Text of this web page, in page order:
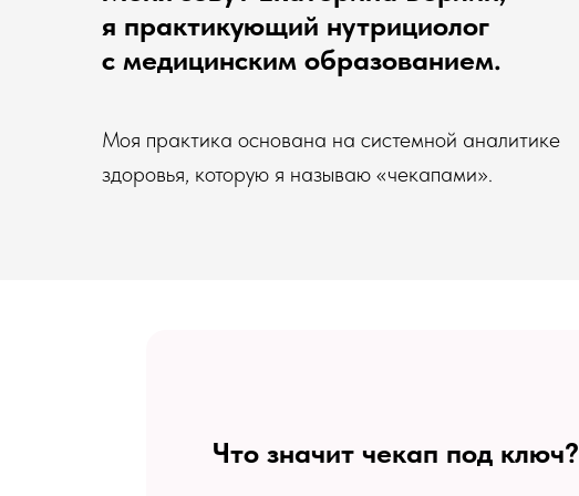
я практикующий нутрициолог
с медицинским образованием.
Моя практика основана на системной аналитике
здоровья, которую я называю «чекапами».
Что значит чекап под ключ?